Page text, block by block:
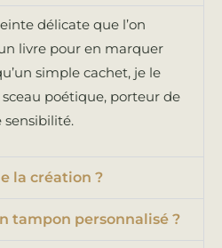
délicate que l’on
livre pour en marquer
simple cachet, je le
poétique, porteur de
sensibilité.
la création ?
tampon personnalisé ?